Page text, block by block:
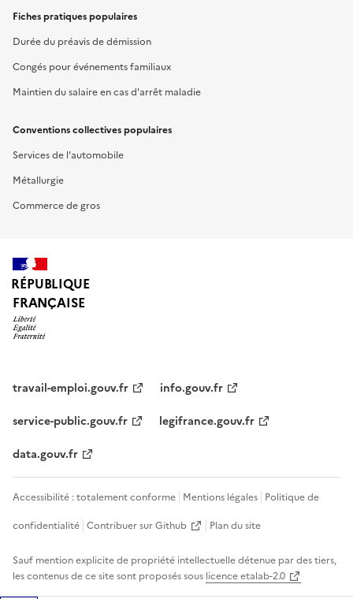
Fiches pratiques populaires
Durée du préavis de démission
Congés pour événements familiaux
Maintien du salaire en cas d'arrêt maladie
Conventions collectives populaires
Services de l'automobile
Métallurgie
Commerce de gros
RÉPUBLIQUE
FRANÇAISE
travail-emploi.gouv.fr
info.gouv.fr
service-public.gouv.fr
legifrance.gouv.fr
data.gouv.fr
Accessibilité : totalement conforme Mentions légales Politique de
confidentialité Contribuer sur Github Plan du site
Sauf mention explicite de propriété intellectuelle détenue par des tiers,
les contenus de ce site sont proposés sous licence etalab-2.0